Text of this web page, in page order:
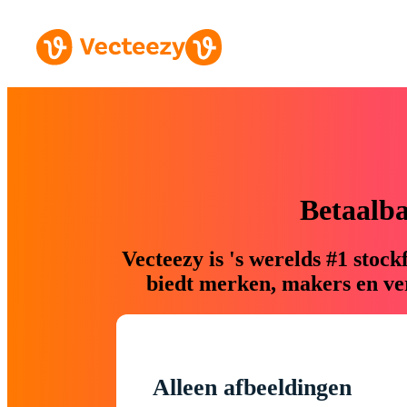
Vecteezy is 's werelds #1
biedt merken, makers en
Alleen afbeeldingen